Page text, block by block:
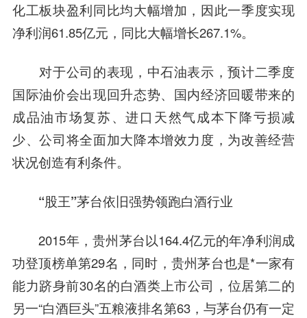
化工板块盈利同比均大幅增加，因此一季度实现
净利润61.85亿元，同比大幅增长267.1%。
对于公司的表现，中石油表示，预计二季度
国际油价会出现回升态势、国内经济回暖带来的
成品油市场复苏、进口天然气成本下降亏损减
少、公司将全面加大降本增效力度，为改善经营
状况创造有利条件。
“股王”茅台依旧强势领跑白酒行业
2015年，贵州茅台以164.4亿元的年净利润成
功登顶榜单第29名，同时， 贵州茅台也是*一家有
能力跻身前30名的白酒类上市公司，位居第二的
另一“白酒巨头”五粮液排名第63，与茅台仍有一定